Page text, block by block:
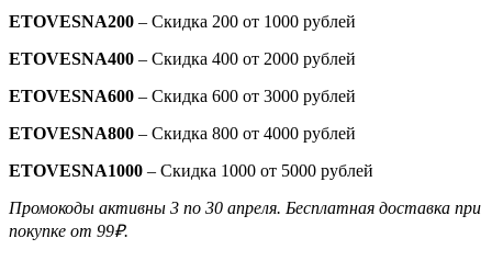
ETOVESNA200 – Скидка 200 от 1000 рублей
ETOVESNA400 – Скидка 400 от 2000 рублей
ETOVESNA600 – Скидка 600 от 3000 рублей
ETOVESNA800 – Скидка 800 от 4000 рублей
ETOVESNA1000 – Скидка 1000 от 5000 рублей
Промокоды активны 3 по 30 апреля. Бесплатная доставка при
покупке от 99₽.